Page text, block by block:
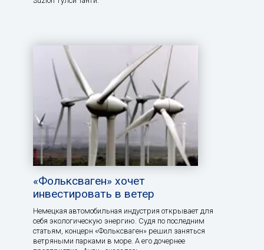
«Фольксваген» хочет
инвестировать в ветер
Немецкая автомобильная индустрия открывает для
себя экологическую энергию. Судя по последним
статьям, концерн «Фольксваген» решил заняться
ветряными парками в море. А его дочернее